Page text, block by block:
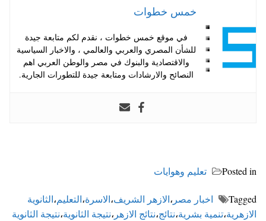
خمس خطوات
في موقع خمس خطوات ، نقدم لكم متابعة جيدة
للشأن المصري والعربي والعالمي ، والاخبار السياسية
والاقتصادية والبنوك في مصر والوطن العربي اهم
النصائح والارشادات ومتابعة جيدة للتطورات الجارية.
Posted in تعليم وهوايات
Tagged اخبار مصر ،الازهر الشريف،الاسرة،التعليم،الثانوية
الازهرية،تنمية بشرية،نتائج،نتائج الازهر ،نتيجة الثانوية،نتيجة الثانوية